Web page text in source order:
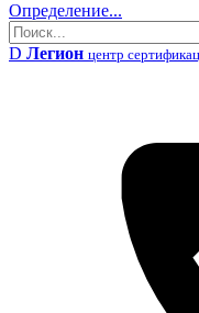
Определение...
Поиск
D Легион центр